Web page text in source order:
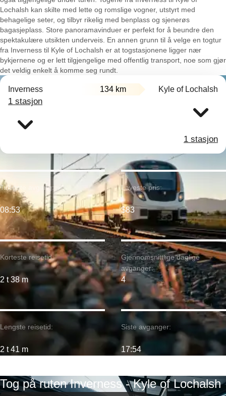
Lochalsh kan skilte med lette og romslige vogner, utstyrt med
behagelige seter, og tilbyr rikelig med benplass og sjenerøs
bagasjeplass. Store panoramavinduer er perfekt for å beundre den
spektakulære utsikten underveis. En annen grunn til å velge en togtur
fra Inverness til Kyle of Lochalsh er at togstasjonene ligger nær
bykjernene og er lett tilgjengelige med offentlig transport, noe som gjør
det veldig enkelt å komme seg rundt.
Inverness 134 km Kyle of Lochalsh
1 stasjon
1 stasjon
Korteste reisetid:
2 t 38 m
Tidligste avgang:
08:53
Lengste reisetid:
2 t 41 m
Laveste pris:
$83
Gjennomsnittlige daglige
avganger:
4
Siste avganger:
17:54
Tog på ruten Inverness - Kyle of Lochalsh